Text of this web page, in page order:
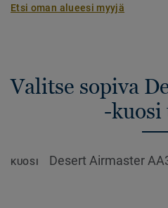
Etsi oman alueesi myyjä
Valitse sopiva
-kuosi
KUOSI Desert Airmaster